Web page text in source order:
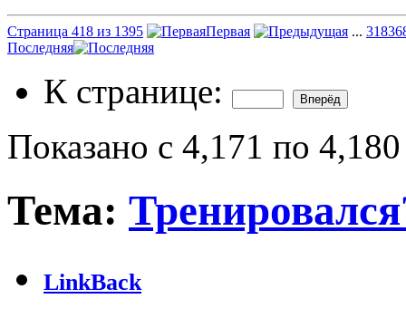
Страница 418 из 1395 Первая ... 318
Последняя
К странице:
Показано с 4,171 по
Тема:
LinkBack